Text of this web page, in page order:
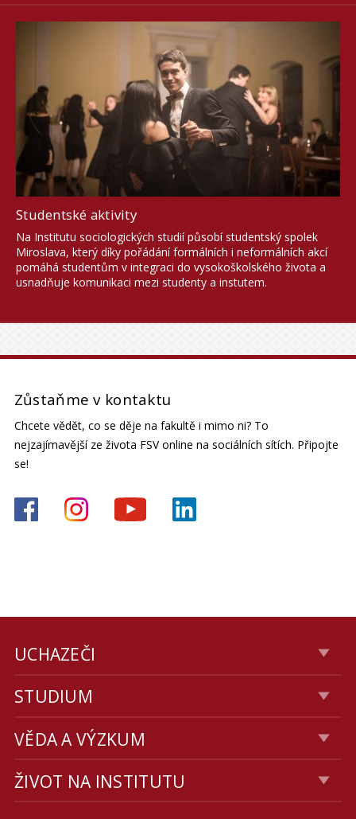
Studentské aktivity
Na Institutu sociologických studií působí studentský spolek
Miroslava, který díky pořádání formálních i neformálních akcí
pomáhá studentům v integraci do vysokoškolského života a
usnadňuje komunikaci mezi studenty a instutem.
Zůstaňme v kontaktu
Chcete vědět, co se děje na fakultě i mimo ni? To
nejzajímavější ze života FSV online na sociálních sítích. Připojte
se!
UCHAZEČI
STUDIUM
VĚDA A VÝZKUM
ŽIVOT NA INSTITUTU